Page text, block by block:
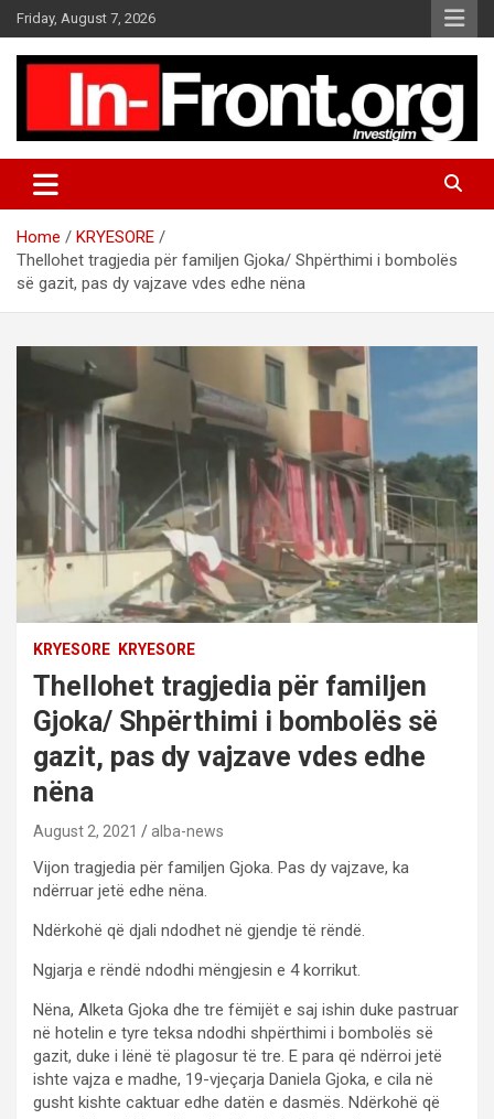
k
Friday, August 7, 2026
Home
KRYESORE
Thellohet tragjedia për familjen Gjoka/ Shpërthimi i bombolës
së gazit, pas dy vajzave vdes edhe nëna
KRYESORE KRYESORE
Thellohet tragjedia për familjen
Gjoka/ Shpërthimi i bombolës së
gazit, pas dy vajzave vdes edhe
nëna
August 2, 2021 alba-news
Vijon tragjedia për familjen Gjoka. Pas dy vajzave, ka
ndërruar jetë edhe nëna.
Ndërkohë që djali ndodhet në gjendje të rëndë.
Ngjarja e rëndë ndodhi mëngjesin e 4 korrikut.
Nëna, Alketa Gjoka dhe tre fëmijët e saj ishin duke pastruar
në hotelin e tyre teksa ndodhi shpërthimi i bombolës së
gazit, duke i lënë të plagosur të tre. E para që ndërroi jetë
ishte vajza e madhe, 19-vjeçarja Daniela Gjoka, e cila në
gusht kishte caktuar edhe datën e dasmës. Ndërkohë që